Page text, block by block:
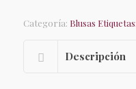
cantidad
Categoría: Blusas Etiquetas:
Descripción